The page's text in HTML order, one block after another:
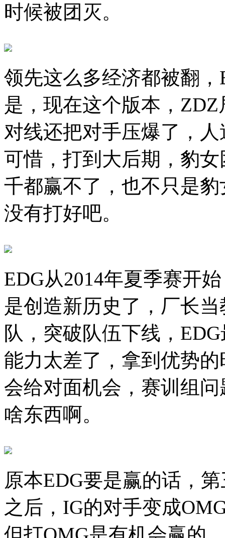
时候被团灭。
领先这么多经济都被翻
是，现在这个版本，
对线还把对手压爆了，
可惜，打到大后期，豹
千都赢不了，也不只是
没有打好吧。
EDG从2014年夏季赛开
是创造新历史了，厂长
队，突破队伍下线，
能力太差了，拿到优势
会给对面机会，赛训组
啥东西啊。
原本EDG要是赢的话，
之后，IG的对手变成